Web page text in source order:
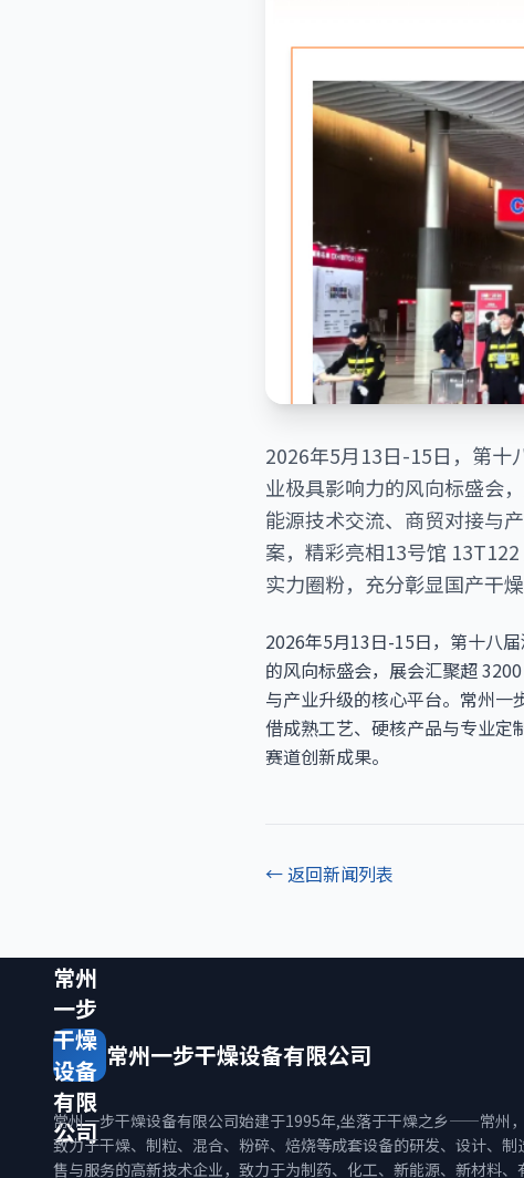
2026年5月13日-15日，第十
业极具影响力的风向标盛会
能源技术交流、商贸对接与
案，精彩亮相13号馆
实力圈粉，充分彰显国产干
2026年5月13日-15日，第十八
的风向标盛会，展会汇聚超
与产业升级的核心平台。常州
借成熟工艺、硬核产品与专业定
赛道创新成果。
← 返回新闻列表
常州
一步
干燥
设备
有限
公司
常州一步干燥设备有限公司
常州一步干燥设备有限公司始建于1995年,坐落于干燥之乡——常州
致力于干燥、制粒、混合、粉碎、焙烧等成套设备的研发、设计、制
售与服务的高新技术企业，致力于为制药、化工、新能源、新材料、